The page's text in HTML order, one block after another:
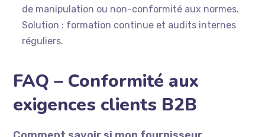
de manipulation ou non-conformité aux normes.
Solution : formation continue et audits internes
réguliers.
FAQ – Conformité aux
exigences clients B2B